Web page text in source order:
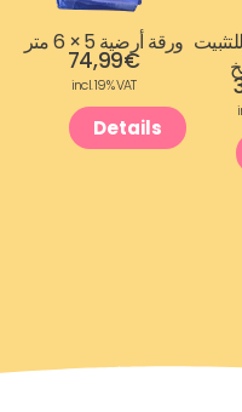
ورقة أرضية 5 × 6 متر
74,99€
incl. 19% VAT
Details